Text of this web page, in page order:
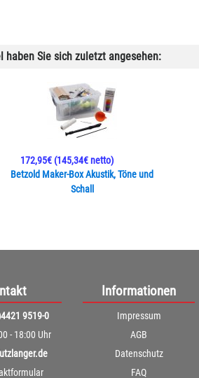
haben Sie sich zuletzt angesehen:
Betzold Maker-Box Akustik, Töne und
Schall
172,95€(145,34€ netto)
9519-0
- 18:00 Uhr
Informationen
Impressum
AGB
Datenschutz
FAQ